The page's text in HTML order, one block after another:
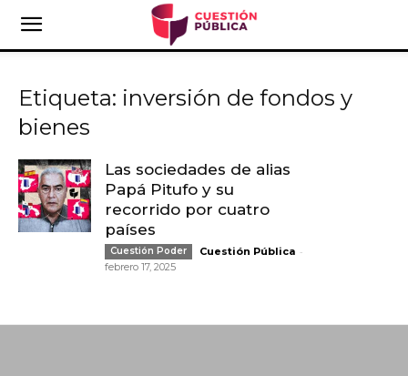
Etiqueta: inversión de fondos y
bienes
Las sociedades de alias
Papá Pitufo y su
recorrido por cuatro
países
Cuestión Poder Cuestión Pública -
febrero 17, 2025